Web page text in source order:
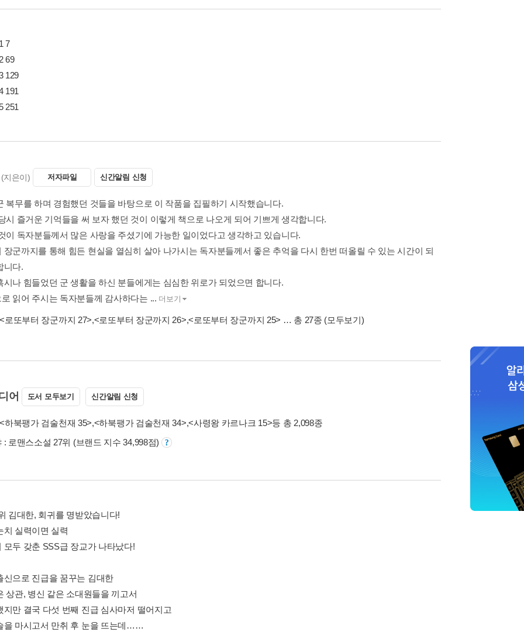
7
69
129
191
251
(지은이) 저자파일 신간알림 신청
복무를 하며 경험했던 것들을 바탕으로 이 작품을 집필하기 시작했습니다.
시 즐거운 기억들을 써 보자 했던 것이 이렇게 책으로 나오게 되어 기쁘게 생각합니다.
이 독자분들께서 많은 사랑을 주셨기에 가능한 일이었다고 생각하고 있습니다.
장군까지를 통해 힘든 현실을 열심히 살아 나가시는 독자분들께서 좋은 추억을 다시 한번 떠올릴 수 있는 시간이 되
니다.
시나 힘들었던 군 생활을 하신 분들에게는 심심한 위로가 되었으면 합니다.
읽어 주시는 독자분들께 감사하다는 ... 더보기
<로또부터 장군까지 27>,<로또부터 장군까지 26>,<로또부터 장군까지 25> … 총 27종 (모두보기)
어 도서 모두보기 신간알림 신청
<하북팽가 검술천재 35>,<하북팽가 검술천재 34>,<사령왕 카르나크 15>등 총 2,098종
: 로맨스소설 27위 (브랜드 지수 34,998점)
김대한, 회귀를 명받았습니다!
치 실력이면 실력
모두 갖춘 SSS급 장교가 나타났다!
신으로 진급을 꿈꾸는 김대한
상관, 병신 같은 소대원들을 끼고서
지만 결국 다섯 번째 진급 심사마저 떨어지고
을 마시고서 만취 후 눈을 뜨는데……